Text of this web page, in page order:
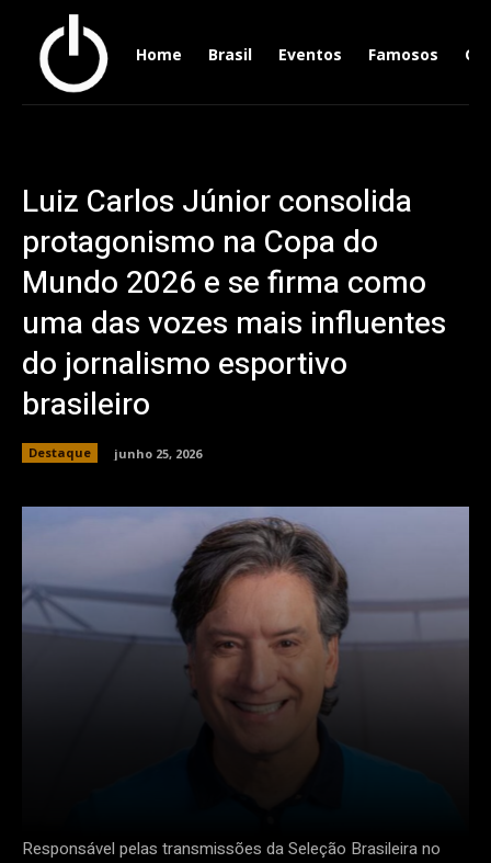
Home Brasil Eventos Famosos
Luiz Carlos Júnior consolida
protagonismo na Copa do
Mundo 2026 e se firma como
uma das vozes mais influentes
do jornalismo esportivo
brasileiro
Destaque junho 25, 2026
Responsável pelas transmissões da Seleção Brasileira no